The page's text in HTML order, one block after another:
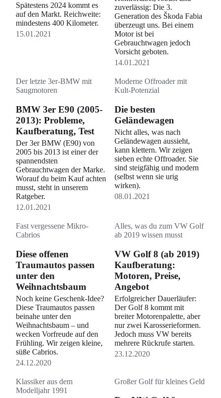
Spätestens 2024 kommt es
auf den Markt. Reichweite:
mindestens 400 Kilometer.
15.01.2021
zuverlässig: Die 3.
Generation des Škoda Fabia
überzeugt uns. Bei einem
Motor ist bei
Gebrauchtwagen jedoch
Vorsicht geboten.
14.01.2021
Der letzte 3er-BMW mit
Saugmotoren
BMW 3er E90 (2005-
2013): Probleme,
Kaufberatung, Test
Der 3er BMW (E90) von
2005 bis 2013 ist einer der
spannendsten
Gebrauchtwagen der Marke.
Worauf du beim Kauf achten
musst, steht in unserem
Ratgeber.
12.01.2021
Moderne Offroader mit
Kult-Potenzial
Die besten
Geländewagen
Nicht alles, was nach
Geländewagen aussieht,
kann klettern. Wir zeigen
sieben echte Offroader. Sie
sind steigfähig und modern
(selbst wenn sie urig
wirken).
08.01.2021
Fast vergessene Mikro-
Cabrios
Diese offenen
Traumautos passen
unter den
Weihnachtsbaum
Noch keine Geschenk-Idee?
Diese Traumautos passen
beinahe unter den
Weihnachtsbaum – und
wecken Vorfreude auf den
Frühling. Wir zeigen kleine,
süße Cabrios.
24.12.2020
Alles, was du zum VW Golf
ab 2019 wissen musst
VW Golf 8 (ab 2019)
Kaufberatung:
Motoren, Preise,
Angebot
Erfolgreicher Dauerläufer:
Der Golf 8 kommt mit
breiter Motorenpalette, aber
nur zwei Karosserieformen.
Jedoch muss VW bereits
mehrere Rückrufe starten.
23.12.2020
Klassiker aus dem
Modelljahr 1991
Großer Golf für kleines Geld